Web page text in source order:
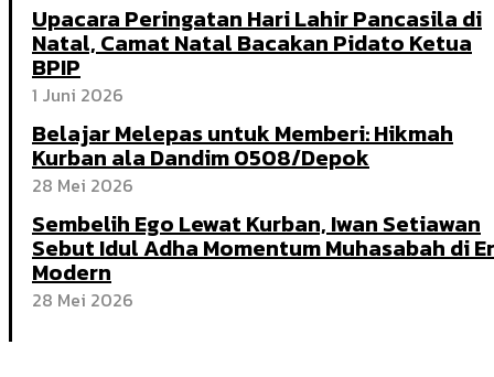
Upacara Peringatan Hari Lahir Pancasila di
Natal, Camat Natal Bacakan Pidato Ketua
BPIP
1 Juni 2026
Belajar Melepas untuk Memberi: Hikmah
Kurban ala Dandim 0508/Depok
28 Mei 2026
Sembelih Ego Lewat Kurban, Iwan Setiawan
Sebut Idul Adha Momentum Muhasabah di
Modern
28 Mei 2026